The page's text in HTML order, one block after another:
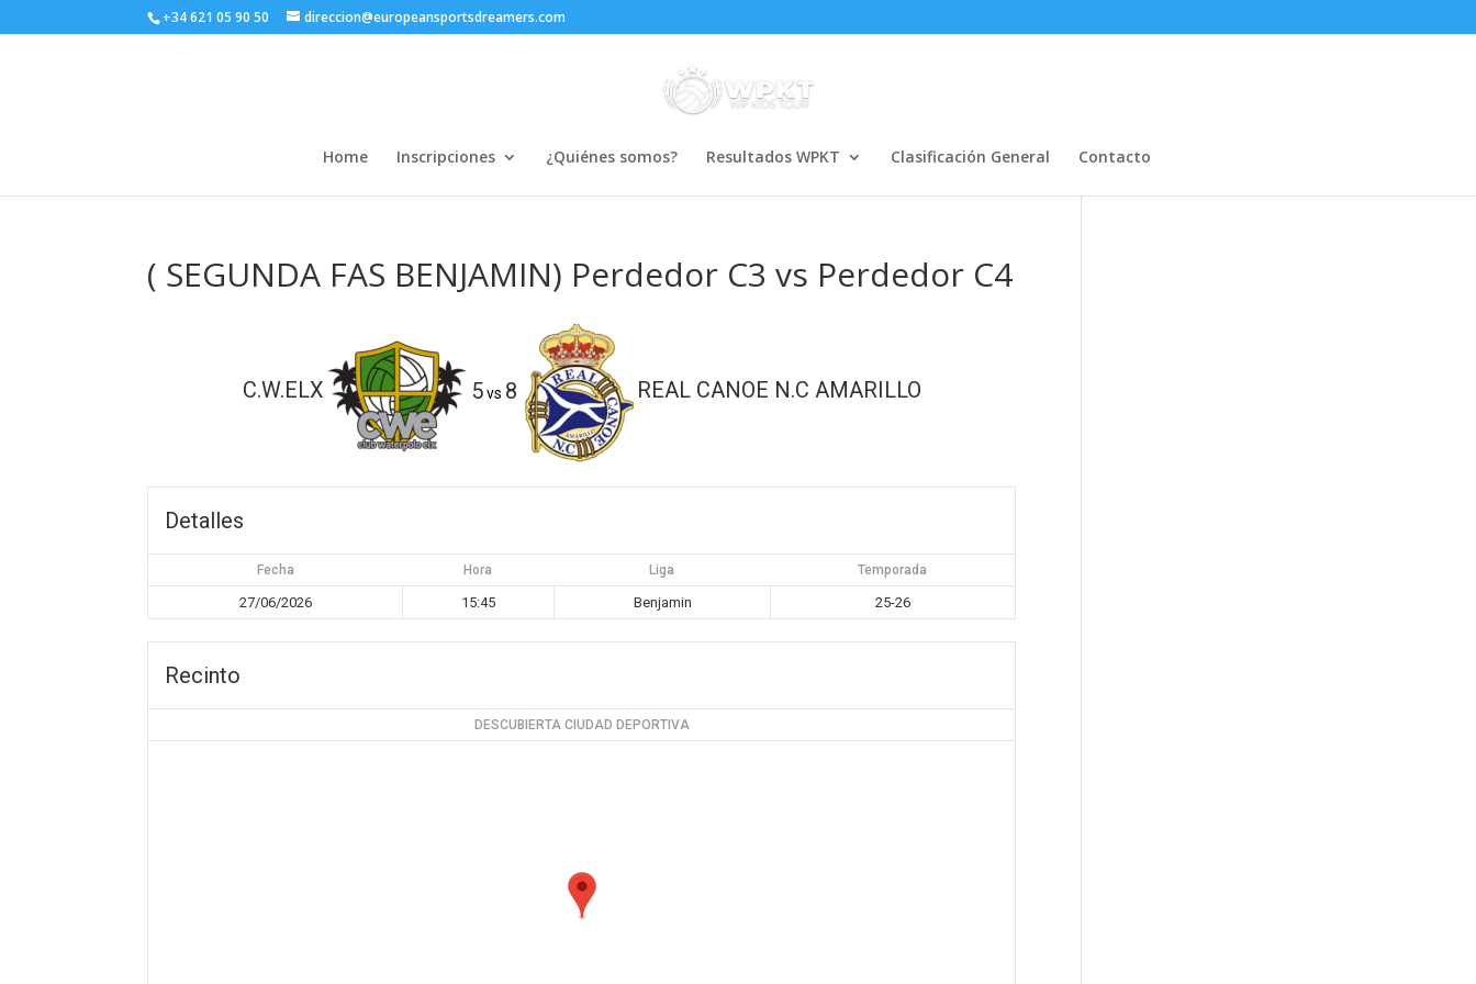
+34 621 05 90 50 direccion@europeansportsdreamers.com
Home Inscripciones ¿Quiénes somos? Resultados WPKT Clasificación General Contacto
( SEGUNDA FAS BENJAMIN) Perdedor C3 vs Perdedor C4
C.W.ELX 5vs 8 REAL CANOE N.C AMARILLO
Detalles
Fecha Hora Liga Temporada
27/06/2026 15:45 Benjamin 25-26
Recinto
DESCUBIERTA CIUDAD DEPORTIVA